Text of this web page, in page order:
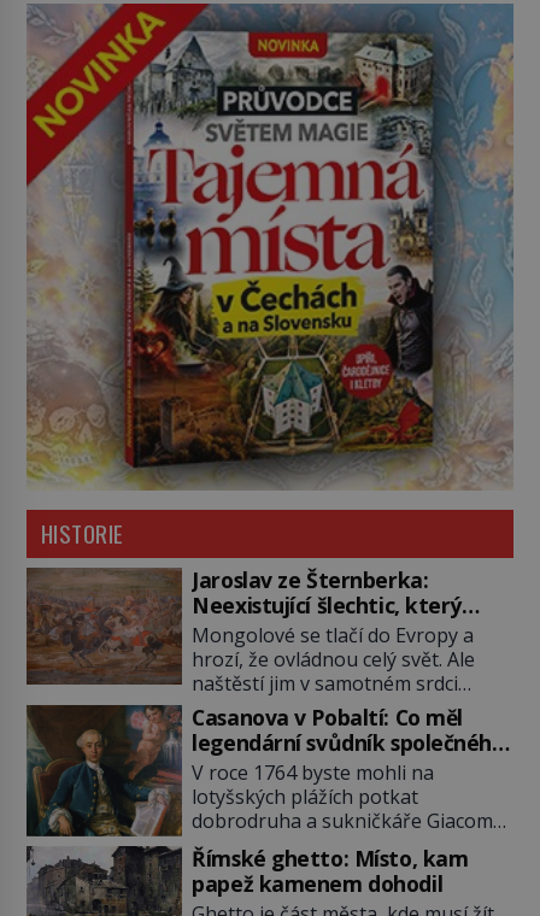
HISTORIE
Jaroslav ze Šternberka:
Neexistující šlechtic, který
z Moravy vyžene Mongoly
Mongolové se tlačí do Evropy a
hrozí, že ovládnou celý svět. Ale
naštěstí jim v samotném srdci
Evropy stojí v cestě malé, ale silné
království, které dokáže
dobyvatelské hordy zastavit. Co
nedokáže žádná z asijských říší, co
nedokážou Němci – to dokáže
český král. Nebo že by ne?
Mongolové od roku 1223 postupují
podél Kaspického a Azovského
moře, […]
Casanova v Pobaltí: Co měl
legendární svůdník společného
se svobodnými zednáři?
V roce 1764 byste mohli na
lotyšských plážích potkat
dobrodruha a sukničkáře Giacoma
Casanovu. Jeho cesta k Baltskému
moři však nebyla turistickým
výletem, ale ryze pracovní cestou
Římské ghetto: Místo, kam
papež kamenem dohodil